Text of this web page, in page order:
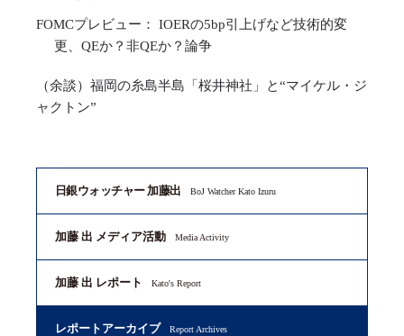
FOMCプレビュー： IOERの5bp引上げなど技術的変
更、QEか？非QEか？論争
（余談）福岡の糸島半島「桜井神社」と“マイケル・ジ
ャクトン”
日銀ウォッチャー 加藤出 BoJ Watcher Kato Izuru
加藤 出 メディア活動 Media Activity
加藤 出 レポート Kato's Report
レポートアーカイブ Report Archives